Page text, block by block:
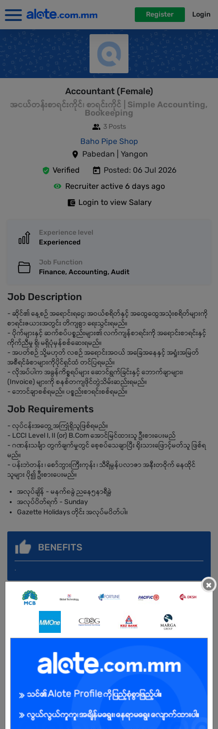
Register Login
Accountant (Female)
အငယ်တန်းစာရင်းကိုင်၊ စာရင်းကိုင် | Simple Accounting,
Bookeeping
3 Posts
Baho Pipe Shop
Pabedan | Yangon
Verified
Posted: 06 Jul 2026
Recruiter active 6 days ago
Login to view Salary
Experience level
Experienced
Job Function
Finance, Accounting, Audit
Job Description
- ဆိုင်၏ နေ့စဉ် အရောင်းရငွေ၊ အဝယ်စရိတ်နှင့် အထွေထွေအသုံးစရိတ်များကို
စာရင်းဇယားအတွင်း တိကျစွာ ရေးသွင်းရမည်။
- ပိုက်များနှင့် ဆက်စပ်ပစ္စည်းများ၏ လက်ကျန်စာရင်းကို အရောင်းစာရင်းနှင့်
ကိုက်ညီမှု ရှိ၊ မရှိပုံမှန်စစ်ဆေးရမည်။
- အပတ်စဉ် သို့မဟုတ် လစဉ် အရောင်းအဝယ် အခြေအနေနှင့် အရှုံးအမြတ်
အစီရင်ခံစာများကိုပိုင်ရှင်ထံ တင်ပြရမည်။
- လိုအပ်ပါက အခွန်ကိစ္စရပ်များ ဆောင်ရွက်ခြင်းနှင့် ဘောက်ချာများ၊
(Invoice) များကို စနစ်တကျဖိုင်တွဲသိမ်းဆည်းရမည်။
- ဘောင်ချာစစ်ရမည်။ ပစ္စည်းစာရင်းစစ်ရမည်။
Job Requirements
- လုပ်ငန်းအတွေ့အကြုံရှိသူဖြစ်ရမည်။
- LCCI Level I, II (or) B.Com အောင်မြင်ထားသူ ဦးစားပေးမည်
- ဂဏန်းသင်္ချာ တွက်ချက်မှုတွင် စေ့စပ်သေချာပြီး ရိုးသားဖြောင့်မတ်သူ ဖြစ်ရ
မည်။
- ပန်းဘဲတန်း ၊‌ စော်ဘွားကြီးကုန်း ၊ သီရိမွန်ပလာဇာ အနီးတဝိုက် နေထိုင်
သူများ ပို၍ ဦးစားပေးမည်။
အလုပ်ချိန် - မနက်၈ခွဲ ညနေ၅နာရီခွဲ
အလုပ်ပိတ်ရက် - Sunday
Gazette Holidays တိုင်း အလုပ်မပိတ်ပါ။
BENEFITS
.
Open To : Female
×